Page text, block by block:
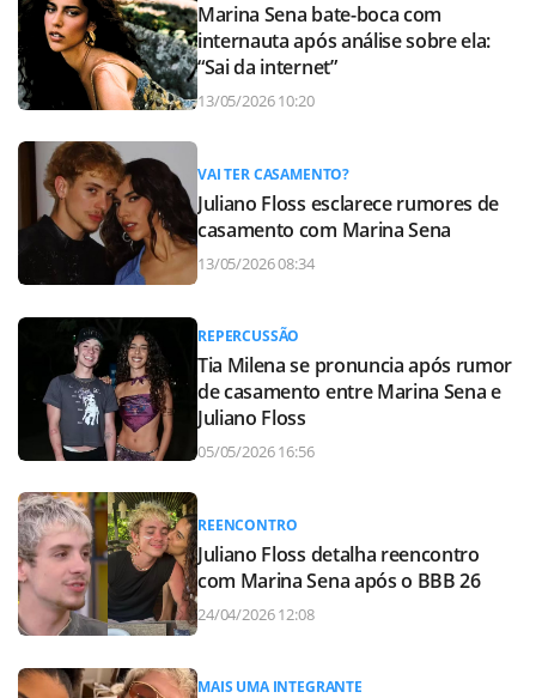
Marina Sena bate-boca com
internauta após análise sobre ela:
“Sai da internet”
13/05/2026 10:20
VAI TER CASAMENTO?
Juliano Floss esclarece rumores de
casamento com Marina Sena
13/05/2026 08:34
REPERCUSSÃO
Tia Milena se pronuncia após rumor
de casamento entre Marina Sena e
Juliano Floss
05/05/2026 16:56
REENCONTRO
Juliano Floss detalha reencontro
com Marina Sena após o BBB 26
24/04/2026 12:08
MAIS UMA INTEGRANTE